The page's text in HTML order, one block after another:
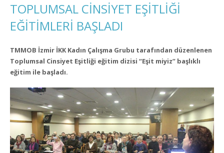
TOPLUMSAL CİNSİYET EŞİTLİĞİ
EĞİTİMLERİ BAŞLADI
TMMOB İzmir İKK Kadın Çalışma Grubu tarafından düzenlenen
Toplumsal Cinsiyet Eşitliği eğitim dizisi “Eşit miyiz” başlıklı
eğitim ile başladı.